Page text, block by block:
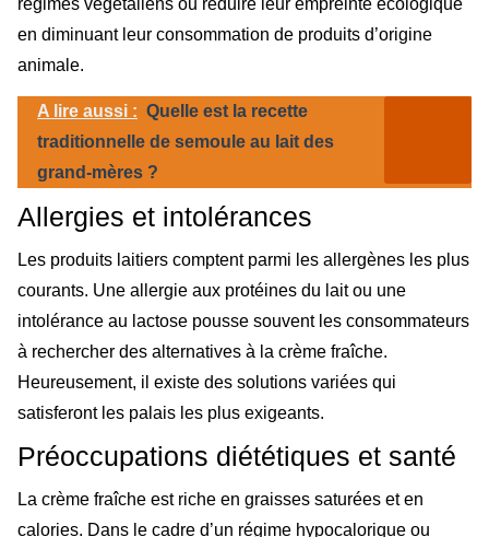
régimes végétaliens ou réduire leur empreinte écologique
en diminuant leur consommation de produits d’origine
animale.
A lire aussi : Quelle est la recette
traditionnelle de semoule au lait des
grand-mères ?
Allergies et intolérances
Les produits laitiers comptent parmi les allergènes les plus
courants. Une allergie aux protéines du lait ou une
intolérance au lactose pousse souvent les consommateurs
à rechercher des alternatives à la crème fraîche.
Heureusement, il existe des solutions variées qui
satisferont les palais les plus exigeants.
Préoccupations diététiques et santé
La crème fraîche est riche en graisses saturées et en
calories. Dans le cadre d’un régime hypocalorique ou